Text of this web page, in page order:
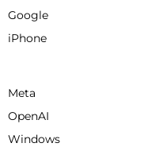
Google
iPhone
Meta
OpenAI
Windows